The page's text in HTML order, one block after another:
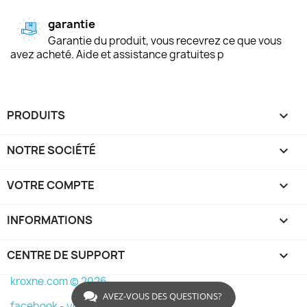
garantie
Garantie du produit, vous recevrez ce que vous
avez acheté. Aide et assistance gratuites p
PRODUITS 
NOTRE SOCIÉTÉ 
VOTRE COMPTE 
INFORMATIONS keyboard_arrow_down
CENTRE DE SUPPORT 
kroxne.com © 2026
AVEZ-VOUS DES QUESTIONS?